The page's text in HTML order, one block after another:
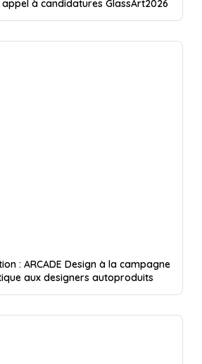
à candidatures GlassArt2026
: ARCADE Design à la campagne
aux designers autoproduits